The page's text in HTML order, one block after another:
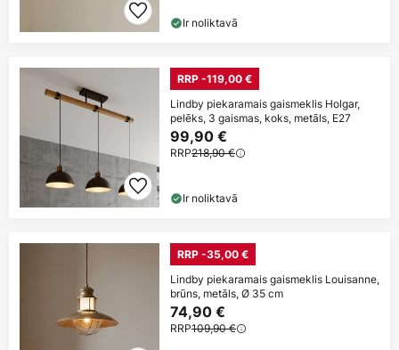
Ir noliktavā
RRP -119,00 €
Lindby piekaramais gaismeklis Holgar,
pelēks, 3 gaismas, koks, metāls, E27
99,90 €
RRP218,90 €
Ir noliktavā
RRP -35,00 €
Lindby piekaramais gaismeklis Louisanne,
brūns, metāls, Ø 35 cm
74,90 €
RRP109,90 €